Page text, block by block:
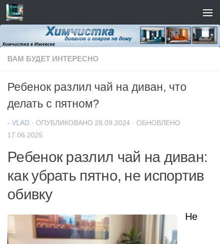
Перейти к содержимому
ВАМ БУДЕТ ИНТЕРЕСНО
Ребенок разлил чай на диван, что
делать с пятном?
- VLAD · ОПУБЛИКОВАНО 28.09.2024 · ОБНОВЛЕНО
17.06.2025
Ребенок разлил чай на диван:
как убрать пятно, не испортив
обивку
Не